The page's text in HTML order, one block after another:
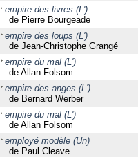
empire des livres (L')
de Pierre Bourgeade
empire des loups (L')
de Jean-Christophe Grangé
empire du mal (L')
de Allan Folsom
empire des anges (L')
de Bernard Werber
empire du mal (L')
de Allan Folsom
employé modèle (Un)
de Paul Cleave